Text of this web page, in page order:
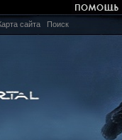
сайта Поиск